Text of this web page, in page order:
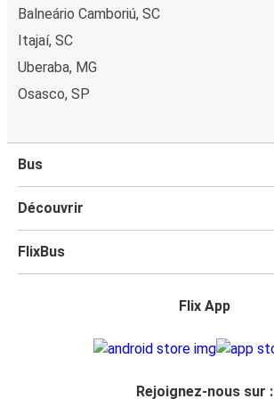
Balneário Camboriú, SC
Itajaí, SC
Uberaba, MG
Osasco, SP
Bus
Découvrir
FlixBus
Flix App
Rejoignez-nous sur :